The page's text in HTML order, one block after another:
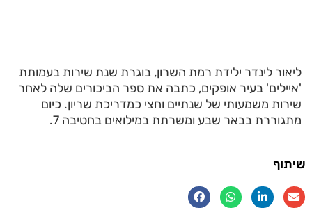
ליאור לינדר ילידת רמת השרון, בוגרת שנת שירות בעמותת
'איילים' בעיר אופקים, כתבה את ספר הביכורים שלה לאחר
שירות משמעותי של שנתיים וחצי כמדריכת שריון. כיום
מתגוררת בבאר שבע ומשרתת במילואים בחטיבה 7.
שיתוף